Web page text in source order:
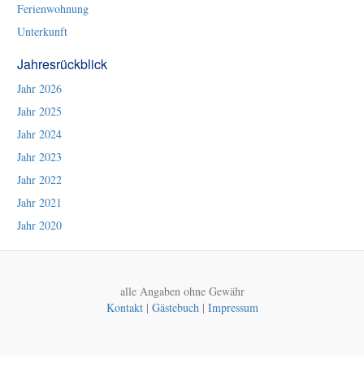
Ferienwohnung
Unterkunft
Jahresrückblick
Jahr 2026
Jahr 2025
Jahr 2024
Jahr 2023
Jahr 2022
Jahr 2021
Jahr 2020
alle Angaben ohne Gewähr
Kontakt| Gästebuch| Impressum